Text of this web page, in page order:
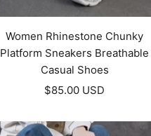
Women Rhinestone Chunky
Platform Sneakers Breathable
Casual Shoes
Prezzo
vendita
$85.00 USD